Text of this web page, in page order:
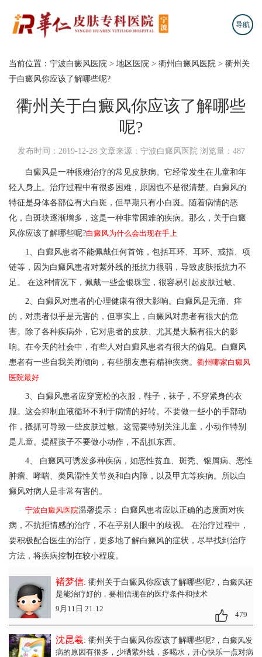
导航
当前位置： 宁波白癜风医院 > 地区医院 > 衢州白癜风医院 > 衢州关
于白癜风你应该了解哪些呢?
衢州关于白癜风你应该了解哪些
呢?
发布时间：2019-12-28 文章来源：宁波白癜风医院 浏览量：487
白癜风是一种很难治疗的常见皮肤病。它经常发生在儿童和年
轻人身上。治疗过程中有很多困难，原因也不是很清楚。白癜风的
特征是身体各部位有大白斑，但早期只有小白斑。随着病情的恶
化，白斑块逐渐增多，这是一种非常困难的疾病。那么，关于白癜
风你应该了解哪些呢?白癜风为什么会出现在手上
1、白癜风患者不能佩戴任何首饰，包括耳环、耳环、戒指、项
链等，因为白癜风患者对紫外线的抵抗力很弱，导致皮肤抵抗力不
足。 在这种情况下，佩戴一些金银珠宝，很容易引起皮肤过敏。
2、白癜风对患者的心理健康有很大影响。白癜风是无痛、痒
的，对患者似乎是无害的，但事实上，白癜风对患者有很大的危
害。除了各种疾病外，它对患者的皮肤、尤其是大脑有很大的影
响。在今天的社会中，有些人对白癜风患者有很大的偏见。白癜风
患者有一些自我关闭倾向，有些朋友患有精神疾病。 衢州哪家白癜风
医院最好
3、白癜风患者应穿宽松的衣服，鞋子，袜子，不穿紧身的衣
服。这会抑制血液循环不利于病情的好转。不要做一些小的手部动
作，搔抓可导致一些皮肤过敏。这需要特别关注儿童，小动作特别
是儿童。提醒孩子不要做小动作，不乱抓东西。
4、 白癜风可诱发多种疾病，如恶性贫血、斑秃、银屑病、恶性
肿瘤、哮喘、类风湿性关节炎和白内障，以及甲亢等疾病。所以白
癜风对病人是非常有害的。
宁波白癜风医院温馨提示： 白癜风患者应以正确的态度面对疾
病，不抗拒情感的治疗，不在乎别人眼中的歧视。 在治疗过程中，
要积极配合医生的治疗，更多地了解白癜风的症状，尽早找到治疗
方法，将疾病控制在较小程度。
褚梦信: 衢州关于白癜风你应该了解哪些呢?，白癜风还
是能治疗好的，要相信现在的医疗条件和技术
9月11日 21:12
479
沈昆羲: 衢州关于白癜风你应该了解哪些呢?，白癜风发
病的原因有很多，少晒紫外线，多喝水，开心快乐一点对病